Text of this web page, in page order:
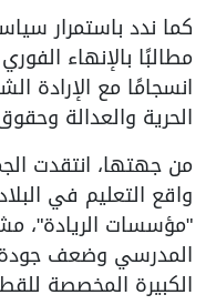
كما ندد باستمرار
مطالبًا بالإنهاء
انسجامًا مع الإرادة
الحرية والعدالة
من جهتها، انتقدت
واقع التعليم في
"مؤسسات الريادة"،
المدرسي وضعف جودة
الكبيرة المخصصة